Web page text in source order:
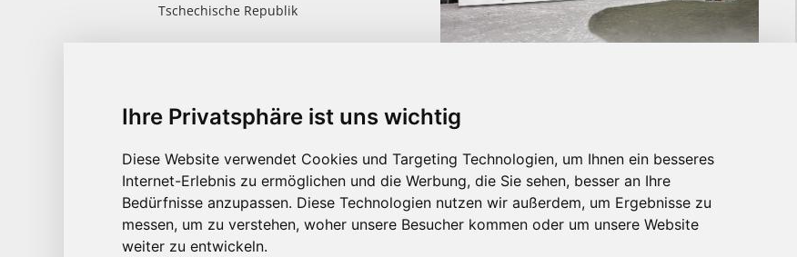
Ihre Privatsphäre ist uns wichtig
Diese Website verwendet Cookies und Targeting Technologien, um Ihnen ein besseres
Internet-Erlebnis zu ermöglichen und die Werbung, die Sie sehen, besser an Ihre
Bedürfnisse anzupassen. Diese Technologien nutzen wir außerdem, um Ergebnisse zu
messen, um zu verstehen, woher unsere Besucher kommen oder um unsere Website
weiter zu entwickeln.
Tschechische Republik
info@promodirect.de
KONTAKT SPEICHERN